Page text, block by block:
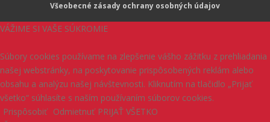
Všeobecné zásady ochrany osobných údajov
VÁŽIME SI VAŠE SÚKROMIE
Súbory cookies používame na zlepšenie vášho zážitku z prehliadania
našej webstránky, na poskytovanie prispôsobených reklám alebo
obsahu a analýzu našej návštevnosti. Kliknutím na tlačidlo „Prijať
všetko“ súhlasíte s naším používaním súborov cookies.
Prispôsobiť Odmietnuť PRIJAŤ VŠETKO